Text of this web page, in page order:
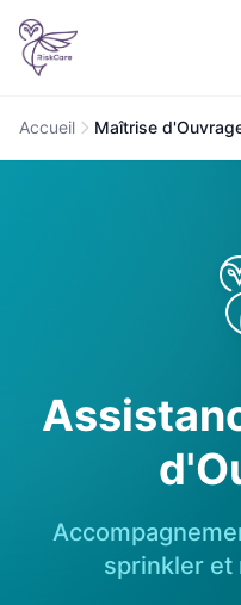
Accueil Maîtrise
sprinkler et